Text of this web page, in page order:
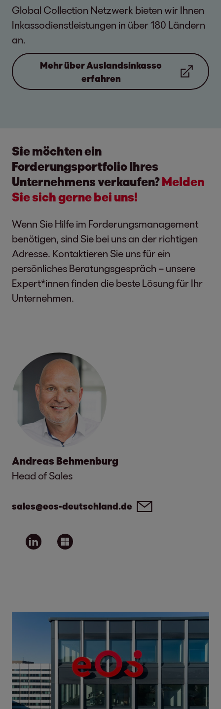
Global Collection Netzwerk bieten wir Ihnen
Inkassodienstleistungen in über 180 Ländern
an.
Mehr über Auslandsinkasso
erfahren
Sie möchten ein
Forderungsportfolio Ihres
Unternehmens verkaufen?Melden
Sie sich gerne bei uns!
Wenn Sie Hilfe im Forderungsmanagement
benötigen, sind Sie bei uns an der richtigen
Adresse. Kontaktieren Sie uns für ein
persönliches Beratungsgespräch – unsere
Expert*innen finden die beste Lösung für Ihr
Unternehmen.
Andreas Behmenburg
Head of Sales
sales@eos-deutschland.de